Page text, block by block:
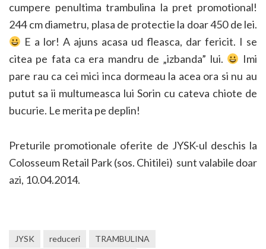
cumpere penultima trambulina la pret promotional!
244 cm diametru, plasa de protectie la doar 450 de lei.
E a lor! A ajuns acasa ud fleasca, dar fericit. I se
citea pe fata ca era mandru de „izbanda” lui.
Imi
pare rau ca cei mici inca dormeau la acea ora si nu au
putut sa ii multumeasca lui Sorin cu cateva chiote de
bucurie. Le merita pe deplin!
Preturile promotionale oferite de JYSK-ul deschis la
Colosseum Retail Park (sos. Chitilei) sunt valabile doar
azi, 10.04.2014.
JYSK reduceri
TRAMBULINA